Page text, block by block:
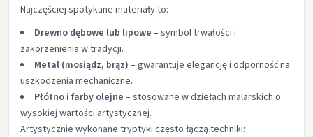
Najczęściej spotykane materiały to:
Drewno dębowe lub lipowe – symbol trwałości i
zakorzenienia w tradycji.
Metal (mosiądz, brąz) – gwarantuje elegancję i odporność na
uszkodzenia mechaniczne.
Płótno i farby olejne – stosowane w dziełach malarskich o
wysokiej wartości artystycznej.
Artystycznie wykonane tryptyki często łączą techniki: